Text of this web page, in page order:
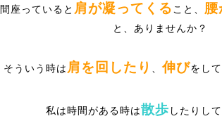
座っていると 肩が凝ってくる こと、 腰
と、ありませんか？
そういう時は 肩を回したり 伸びをし
私は時間がある時は散歩 したりし